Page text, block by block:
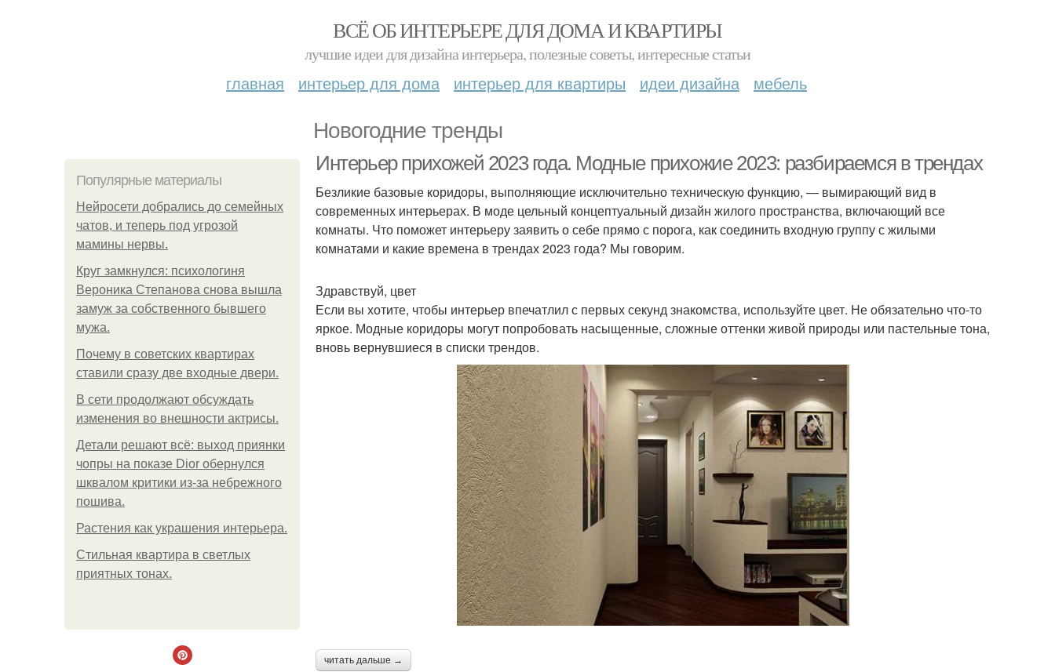
ВСЁ ОБ ИНТЕРЬЕРЕ ДЛЯ ДОМА И КВАРТИРЫ
лучшие идеи для дизайна интерьера, полезные советы, интересные статьи
главная интерьер для дома интерьер для квартиры идеи дизайна мебель
Новогодние тренды
Популярные материалы
Нейросети добрались до семейных
чатов, и теперь под угрозой
мамины нервы.
Круг замкнулся: психологиня
Вероника Степанова снова вышла
замуж за собственного бывшего
мужа.
Почему в советских квартирах
ставили сразу две входные двери.
В сети продолжают обсуждать
изменения во внешности актрисы.
Детали решают всё: выход приянки
чопры на показе Dior обернулся
шквалом критики из-за небрежного
пошива.
Растения как украшения интерьера.
Стильная квартира в светлых
приятных тонах.
Интерьер прихожей 2023 года. Модные прихожие 2023: разбираемся в трендах
Безликие базовые коридоры, выполняющие исключительно техническую функцию, — вымирающий вид в
современных интерьерах. В моде цельный концептуальный дизайн жилого пространства, включающий все
комнаты. Что поможет интерьеру заявить о себе прямо с порога, как соединить входную группу с жилыми
комнатами и какие времена в трендах 2023 года? Мы говорим.
Здравствуй, цвет
Если вы хотите, чтобы интерьер впечатлил с первых секунд знакомства, используйте цвет. Не обязательно что-то
яркое. Модные коридоры могут попробовать насыщенные, сложные оттенки живой природы или пастельные тона,
вновь вернувшиеся в списки трендов.
читать дальше →